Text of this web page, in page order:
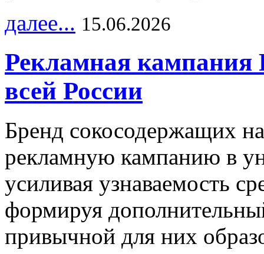
далее... 15.06.2026
Рекламная
всей России
Бренд сокосодержащих
рекламную кампанию в
усиливая узнаваемость
формируя
привычной для них